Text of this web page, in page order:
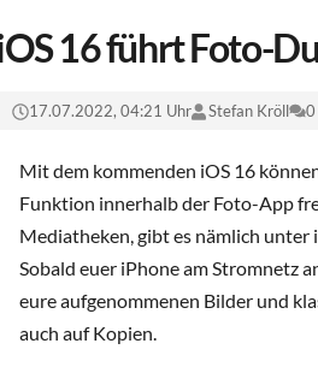
16 führt Foto-
17.07.2022, 04:21 Uhr Stefan Kröll 0
Mit dem kommenden iOS 16
Funktion innerhalb der Foto-App
Mediatheken, gibt es nämlich
Sobald euer iPhone am Stromnetz
eure aufgenommenen Bilder und
auch auf Kopien.